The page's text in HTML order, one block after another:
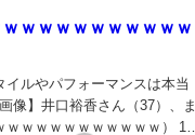
ｗｗｗｗｗｗｗｗｗｗ
ルやパフォーマンスは本当
像】井口裕香さん（37）、ま
ｗｗｗｗｗｗｗｗｗｗ） 1